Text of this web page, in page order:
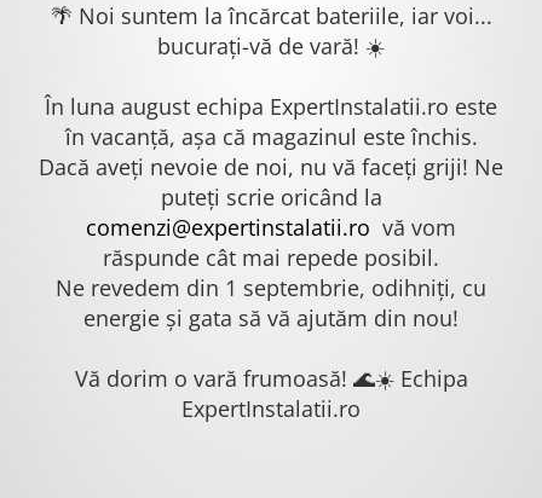
🌴 Noi suntem la încărcat bateriile, iar voi...
bucurați-vă de vară! ☀️
În luna august echipa ExpertInstalatii.ro este
în vacanță, așa că magazinul este închis.
Dacă aveți nevoie de noi, nu vă faceți griji! Ne
puteți scrie oricând la
comenzi@expertinstalatii.ro vă vom
răspunde cât mai repede posibil.
Ne revedem din 1 septembrie, odihniți, cu
energie și gata să vă ajutăm din nou!
Vă dorim o vară frumoasă! 🌊☀️ Echipa
ExpertInstalatii.ro